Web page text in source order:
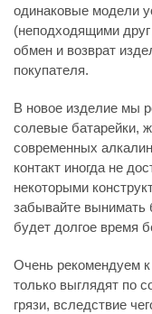
одинаковые модели
(неподходящими
обмен и возврат
покупателя.
В новое изделие мы
солевые батарейки,
современных
контакт иногда не
некоторыми
забывайте вынимать
будет долгое время
Очень рекомендуем
только выглядят по
грязи, вследствие